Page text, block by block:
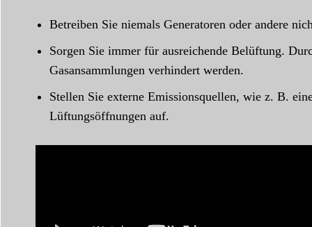
Betreiben Sie niemals Generatoren oder andere
Sorgen Sie immer für ausreichende Belüftung.
Gasansammlungen verhindert werden.
Stellen Sie externe Emissionsquellen, wie z. B.
Lüftungsöffnungen auf.